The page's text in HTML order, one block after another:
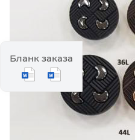
Бланк заказа